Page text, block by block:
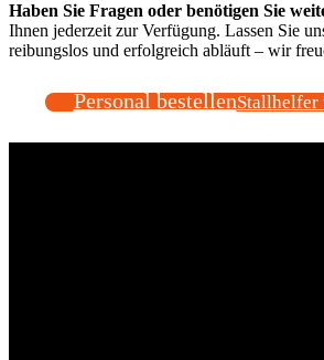
Haben Sie Fragen oder benötigen Sie
Ihnen jederzeit zur Verfügung. Lassen Sie
reibungslos und erfolgreich abläuft – wir
Personal bestellenStallhelfer